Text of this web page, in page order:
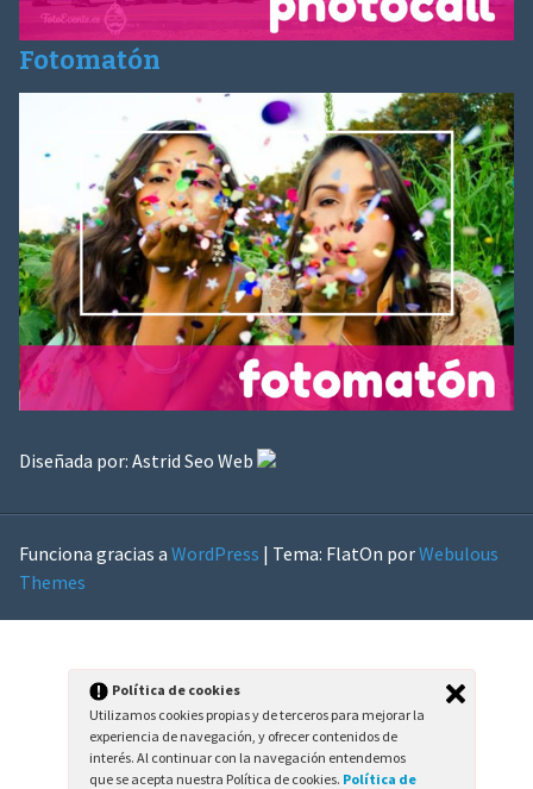
Fotomatón
Diseñada por: Astrid Seo Web
Funciona gracias a WordPress | Tema: FlatOn porWebulous
Themes
Política de cookies
Utilizamos cookies propias y de terceros para mejorar la
experiencia de navegación, y ofrecer contenidos de
interés. Al continuar con la navegación entendemos
que se acepta nuestra Política de cookies. Política de